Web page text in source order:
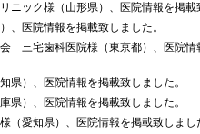
ニック様（山形県）、医院情報を掲載
、医院情報を掲載致しました。
三宅歯科医院様（東京都）、医院情
県）、医院情報を掲載致しました。
県）、医院情報を掲載致しました。
（愛知県）、医院情報を掲載致しまし